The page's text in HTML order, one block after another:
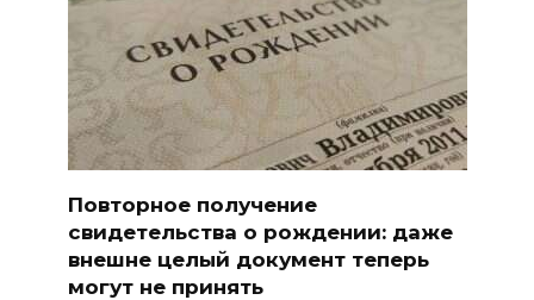
Повторное получение
свидетельства о рождении: даже
внешне целый документ теперь
могут не принять